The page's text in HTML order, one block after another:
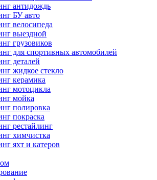
антидождь
БУ авто
велосипеда
выездной
грузовиков
для спортивных автомобилей
деталей
жидкое стекло
керамика
мотоцикла
мойка
полировка
покраска
рестайлинг
химчистка
яхт и катеров